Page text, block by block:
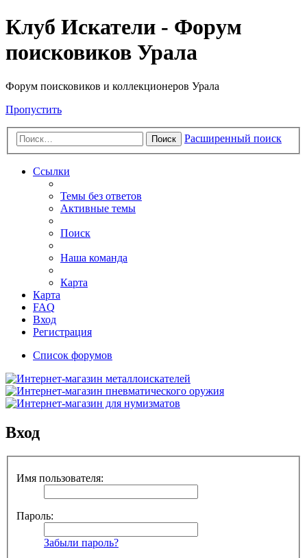
Клуб Искатели - Форум
поисковиков Урала
Форум поисковиков и коллекционеров Урала
Пропустить
Поиск Расширенный поиск
Ссылки
Темы без ответов
Активные темы
Поиск
Наша команда
Карта
Карта
FAQ
Вход
Регистрация
Список форумов
Вход
Имя пользователя:
Пароль:
Забыли пароль?